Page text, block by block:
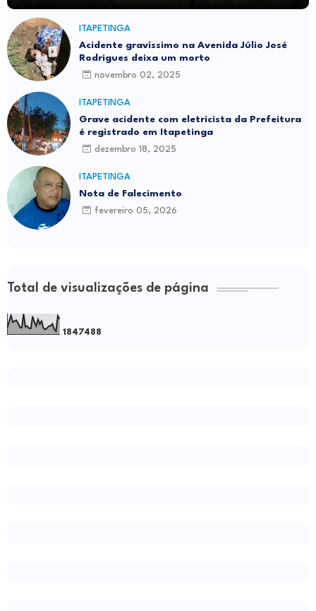
ITAPETINGA
Acidente gravíssimo na Avenida Júlio José
Rodrigues deixa um morto
novembro 02, 2025
ITAPETINGA
Grave acidente com eletricista da Prefeitura
é registrado em Itapetinga
dezembro 18, 2025
ITAPETINGA
Nota de Falecimento
fevereiro 05, 2026
Total de visualizações de página
1 847488